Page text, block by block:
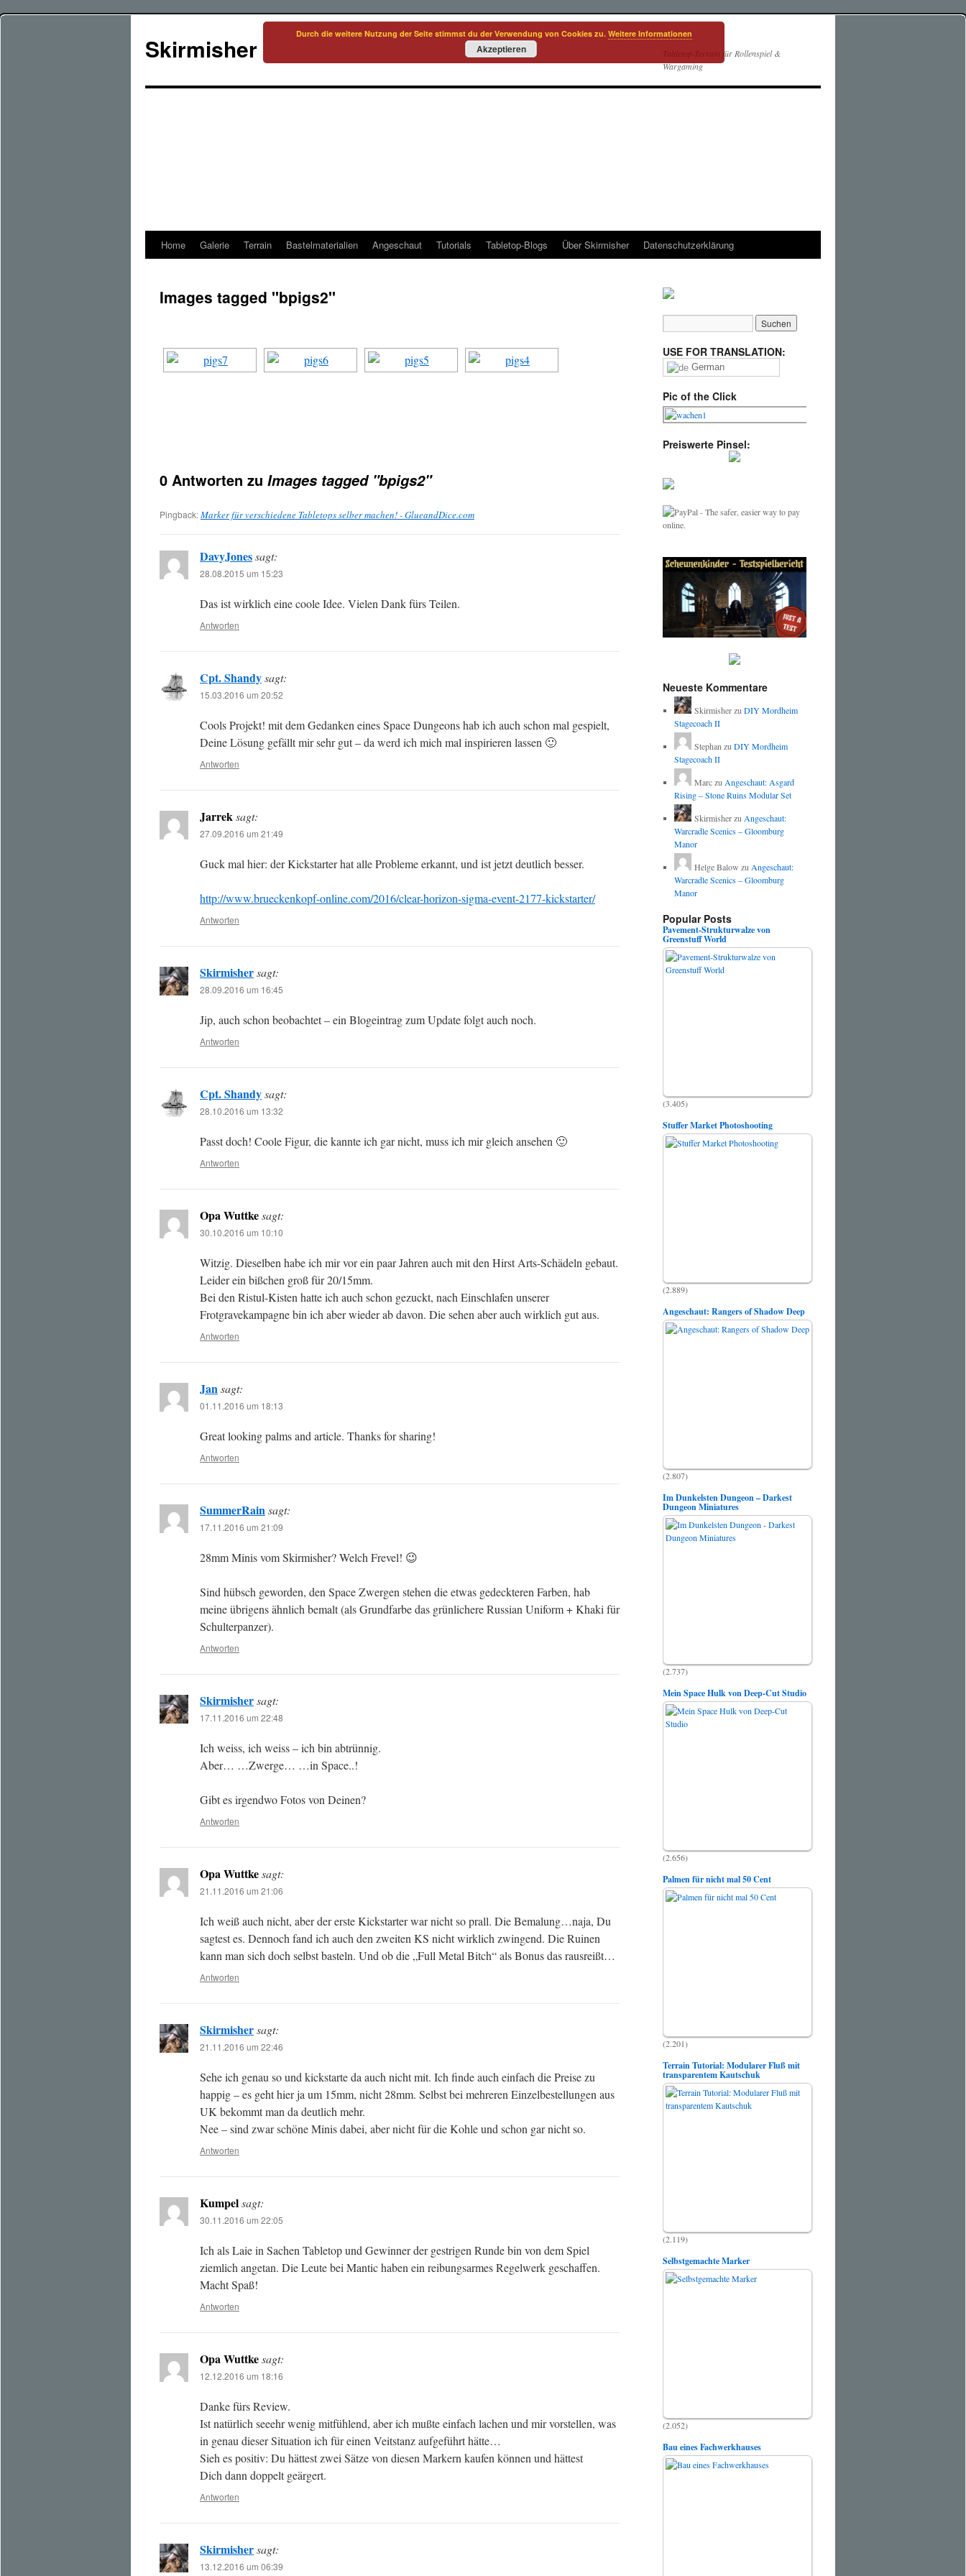
Skirmisher
Tabletop-Terrain für Rollenspiel &
Wargaming
Zum
springen
Home Galerie Terrain Bastelmaterialien Angeschaut Tutorials Tabletop-Blogs Über Skirmisher Datenschutzerklärung
Images tagged "bpigs2"
0 Antworten zu Images tagged "bpigs2"
Pingback:Marker für verschiedene Tabletops selber machen! - GlueandDice.com
DavyJonessagt:
28.08.2015 um 15:23
Das ist wirklich eine coole Idee. Vielen Dank fürs Teilen.
Antworten
Cpt. Shandysagt:
15.03.2016 um 20:52
Cools Projekt! mit dem Gedanken eines Space Dungeons hab ich auch schon mal gespielt,
Deine Lösung gefällt mir sehr gut – da werd ich mich mal inspirieren lassen 🙂
Antworten
Jarreksagt:
27.09.2016 um 21:49
Guck mal hier: der Kickstarter hat alle Probleme erkannt, und ist jetzt deutlich besser.
http://www.brueckenkopf-online.com/2016/clear-horizon-sigma-event-2177-kickstarter/
Antworten
Skirmishersagt:
28.09.2016 um 16:45
Jip, auch schon beobachtet – ein Blogeintrag zum Update folgt auch noch.
Antworten
Cpt. Shandysagt:
28.10.2016 um 13:32
Passt doch! Coole Figur, die kannte ich gar nicht, muss ich mir gleich ansehen 🙂
Antworten
Opa Wuttkesagt:
30.10.2016 um 10:10
Witzig. Dieselben habe ich mir vor ein paar Jahren auch mit den Hirst Arts-Schädeln gebaut.
Leider ein bißchen groß für 20/15mm.
Bei den Ristul-Kisten hatte ich auch schon gezuckt, nach Einschlafen unserer
Frotgravekampagne bin ich aber wieder ab davon. Die sehen aber auch wirklich gut aus.
Antworten
Jansagt:
01.11.2016 um 18:13
Great looking palms and article. Thanks for sharing!
Antworten
SummerRainsagt:
17.11.2016 um 21:09
28mm Minis vom Skirmisher? Welch Frevel! 😉
Sind hübsch geworden, den Space Zwergen stehen die etwas gedeckteren Farben, hab
meine übrigens ähnlich bemalt (als Grundfarbe das grünlichere Russian Uniform + Khaki für
Schulterpanzer).
Antworten
Skirmishersagt:
17.11.2016 um 22:48
Ich weiss, ich weiss – ich bin abtrünnig.
Aber… …Zwerge… …in Space..!
Gibt es irgendwo Fotos von Deinen?
Antworten
Opa Wuttkesagt:
21.11.2016 um 21:06
Ich weiß auch nicht, aber der erste Kickstarter war nicht so prall. Die Bemalung…naja, Du
sagtest es. Dennoch fand ich auch den zweiten KS nicht wirklich zwingend. Die Ruinen
kann man sich doch selbst basteln. Und ob die „Full Metal Bitch“ als Bonus das rausreißt…
Antworten
Skirmishersagt:
21.11.2016 um 22:46
Sehe ich genau so und kickstarte da auch nicht mit. Ich finde auch einfach die Preise zu
happig – es geht hier ja um 15mm, nicht 28mm. Selbst bei mehreren Einzelbestellungen aus
UK bekommt man da deutlich mehr.
Nee – sind zwar schöne Minis dabei, aber nicht für die Kohle und schon gar nicht so.
Antworten
Kumpelsagt:
30.11.2016 um 22:05
Ich als Laie in Sachen Tabletop und Gewinner der gestrigen Runde bin von dem Spiel
ziemlich angetan. Die Leute bei Mantic haben ein reibungsarmes Regelwerk geschaffen.
Macht Spaß!
Antworten
Opa Wuttkesagt:
12.12.2016 um 18:16
Danke fürs Review.
Ist natürlich seeehr wenig mitfühlend, aber ich mußte einfach lachen und mir vorstellen, was
in genau dieser Situation ich für einen Veitstanz aufgeführt hätte…
Sieh es positiv: Du hättest zwei Sätze von diesen Markern kaufen können und hättest
Dich dann doppelt geärgert.
Antworten
Skirmishersagt:
13.12.2016 um 06:39
USE FOR TRANSLATION:
German
Pic of the Click
Preiswerte Pinsel:
Neueste Kommentare
SkirmisherzuDIY Mordheim
Stagecoach II
StephanzuDIY Mordheim
Stagecoach II
MarczuAngeschaut: Asgard
Rising – Stone Ruins Modular Set
SkirmisherzuAngeschaut:
Warcradle Scenics – Gloomburg
Manor
Helge Balow zuAngeschaut:
Warcradle Scenics – Gloomburg
Manor
Popular Posts
Pavement-Strukturwalze von
Greenstuff World
(3.405)
Stuffer Market Photoshooting
(2.889)
Angeschaut: Rangers of Shadow Deep
(2.807)
Im Dunkelsten Dungeon – Darkest
Dungeon Miniatures
(2.737)
Mein Space Hulk von Deep-Cut Studio
(2.656)
Palmen für nicht mal 50 Cent
(2.201)
Terrain Tutorial: Modularer Fluß mit
transparentem Kautschuk
(2.119)
Selbstgemachte Marker
(2.052)
Bau eines Fachwerkhauses
Durch die weitere Nutzung der Seite stimmst du der Verwendung von Cookies zu. Weitere Informationen
Akzeptieren